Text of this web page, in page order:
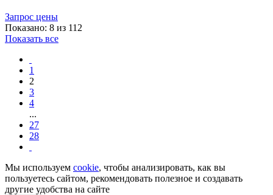
Запрос цены
Показано: 8 из 112
Показать все
1
2
3
4
...
27
28
Мы используем cookie, чтобы анализировать, как вы
пользуетесь сайтом, рекомендовать полезное и создавать
другие удобства на сайте